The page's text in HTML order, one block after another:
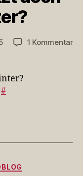
1 Kommentarzu
#